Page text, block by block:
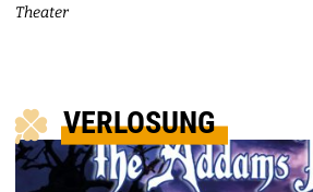
Theater
VERLOSUNG